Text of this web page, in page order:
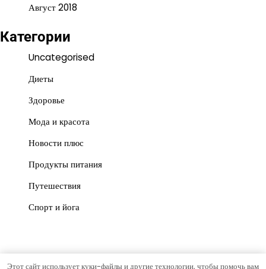
Август 2018
Категории
Uncategorised
Диеты
Здоровье
Мода и красота
Новости плюс
Продукты питания
Путешествия
Спорт и йога
Этот сайт использует куки-файлы и другие технологии, чтобы помочь вам